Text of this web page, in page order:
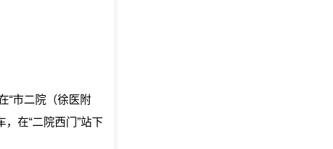
“市二院（徐医附
在“二院西门”站下